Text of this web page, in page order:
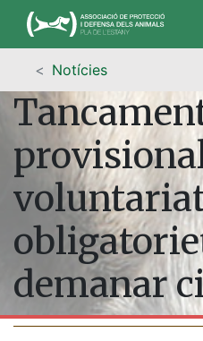
Notícies
demanar